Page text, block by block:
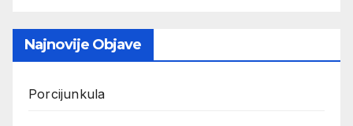
Najnovije Objave
Porcijunkula